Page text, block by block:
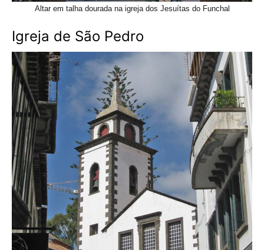
Altar em talha dourada na igreja dos Jesuítas do Funchal
Igreja de São Pedro